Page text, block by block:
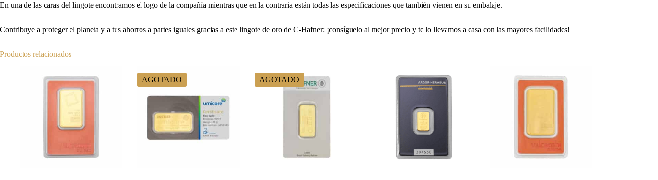
En una de las caras del lingote encontramos el logo de la compañía mientras que en la contraria están todas las especificaciones que también vienen en su embalaje.
Contribuye a proteger el planeta y a tus ahorros a partes iguales gracias a este lingote de oro de C-Hafner: ¡consíguelo al mejor precio y te lo llevamos a casa con las mayores facilidades!
Productos relacionados
AGOTADO AGOTADO